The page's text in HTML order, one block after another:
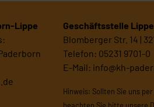
Lippe
Geschäftsstelle Lippe
Blomberger Str. 14 |
Telefon: 05231 9701-0
E-Mail: info@kh-
Hinweis: Sollten Sie uns